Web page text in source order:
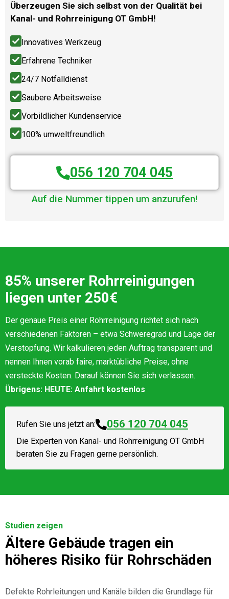
Überzeugen Sie sich selbst von der Qualität bei
Kanal- und Rohrreinigung OT GmbH!
Innovatives Werkzeug
Erfahrene Techniker
24/7 Notfalldienst
Saubere Arbeitsweise
Vorbildlicher Kundenservice
100% umweltfreundlich
056 120 704 045
Auf die Nummer tippen um anzurufen!
85% unserer Rohrreinigungen
liegen unter 250€
Der genaue Preis einer Rohrreinigung richtet sich nach
verschiedenen Faktoren – etwa Schweregrad und Lage der
Verstopfung. Wir kalkulieren jeden Auftrag transparent und
nennen Ihnen vorab faire, marktübliche Preise, ohne
versteckte Kosten. Darauf können Sie sich verlassen.
Übrigens: HEUTE: Anfahrt kostenlos
Rufen Sie uns jetzt an: 056 120 704 045
Die Experten von Kanal- und Rohrreinigung OT GmbH
beraten Sie zu Fragen gerne persönlich.
Studien zeigen
Ältere Gebäude tragen ein
höheres Risiko für Rohrschäden
Defekte Rohrleitungen und Kanäle bilden die Grundlage für